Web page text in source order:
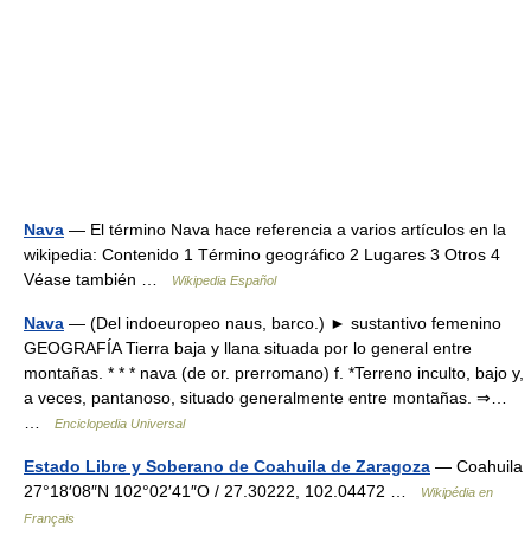
Nava — El término Nava hace referencia a varios artículos en la
wikipedia: Contenido 1 Término geográfico 2 Lugares 3 Otros 4
Véase también …
Wikipedia Español
Nava — (Del indoeuropeo naus, barco.) ► sustantivo femenino
GEOGRAFÍA Tierra baja y llana situada por lo general entre
montañas. * * * nava (de or. prerromano) f. *Terreno inculto, bajo y,
a veces, pantanoso, situado generalmente entre montañas. ⇒…
Enciclopedia Universal
Estado Libre y Soberano de Coahuila de Zaragoza — Coahuila
27°18′08″N 102°02′41″O / 27.30222, 102.04472 …
Wikipédia en
Français